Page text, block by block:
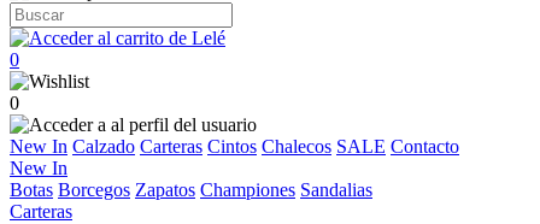
0
0
New In Calzado Carteras Cintos Chalecos SALE Contacto
New In
Botas Borcegos Zapatos Championes Sandalias
Carteras